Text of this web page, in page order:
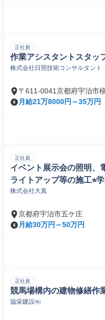
正社員
作業アシスタントスタッ
株式会社日照技術コンサルタント
〒611-0041京都府宇治市
月給21万8000円～35万円
正社員
イベント展示会の照明、
ライトアップ等の施工⭐︎
0万/資格取得支援制度あり
株式会社大真
京都府宇治市五ケ庄
月給30万円～50万円
正社員
競馬場構内の建物修繕作
協栄建設㈱